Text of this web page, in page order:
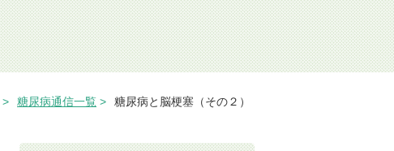
糖尿病通信一覧 糖尿病と脳梗塞（その２）